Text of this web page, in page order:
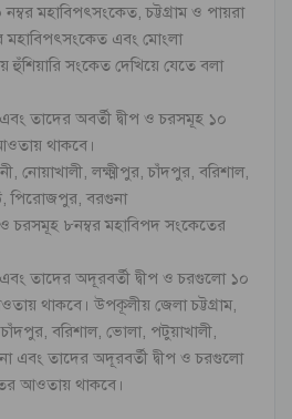
মহাবিপৎসংকেত, চট্টগ্রাম ও পায়রা
এবং মোংলা
হুঁশিয়ারি সংকেত দেখিয়ে যেতে বলা
তাদের অবর্তী দ্বীপ ও চরসমূহ ১০
থাকবে।
নোয়াখালী, লক্ষ্মীপুর, চাঁদপুর, বরিশাল,
পিরোজপুর, বরগুনা
চরসমূহ ৮নম্বর মহাবিপদ সংকেতের
তাদের অদূরবর্তী দ্বীপ ও চরগুলো ১০
থাকবে। উপকূলীয় জেলা চট্টগ্রাম,
চাঁদপুর, বরিশাল, ভোলা, পটুয়াখালী,
এবং তাদের অদূরবর্তী দ্বীপ ও চরগুলো
আওতায় থাকবে।